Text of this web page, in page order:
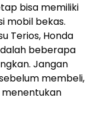
bisa memiliki
mobil bekas.
Terios, Honda
beberapa
Jangan
membeli,